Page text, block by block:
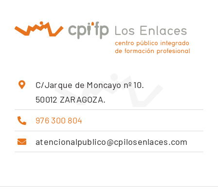
C/Jarque de Moncayo nº 10.
50012 ZARAGOZA.
976 300 804
atencionalpublico@cpilosenlaces.com